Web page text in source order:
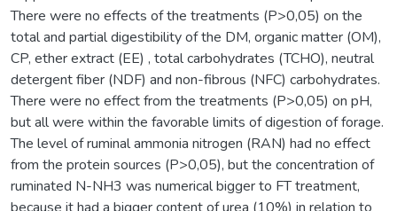
There were no effects of the treatments (P>0,05) on the
total and partial digestibility of the DM, organic matter (OM),
CP, ether extract (EE) , total carbohydrates (TCHO), neutral
detergent fiber (NDF) and non-fibrous (NFC) carbohydrates.
There were no effect from the treatments (P>0,05) on pH,
but all were within the favorable limits of digestion of forage.
The level of ruminal ammonia nitrogen (RAN) had no effect
from the protein sources (P>0,05), but the concentration of
ruminated N-NH3 was numerical bigger to FT treatment,